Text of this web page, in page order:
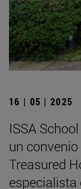
16 | 05 | 2025
ISSA
un
Treasured
especialista